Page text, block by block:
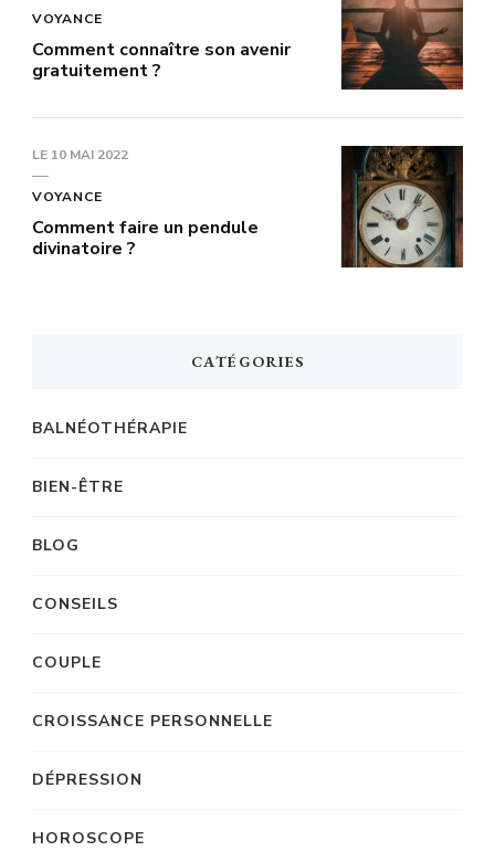
VOYANCE
Comment connaître son avenir
gratuitement ?
LE 10 MAI 2022
VOYANCE
Comment faire un pendule
divinatoire ?
CATÉGORIES
BALNÉOTHÉRAPIE
BIEN-ÊTRE
BLOG
CONSEILS
COUPLE
CROISSANCE PERSONNELLE
DÉPRESSION
HOROSCOPE